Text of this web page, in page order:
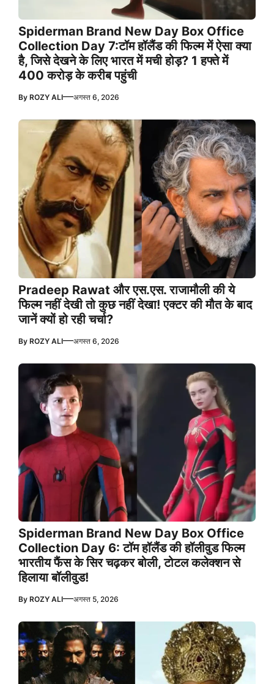
Spiderman Brand New Day Box Office
Collection Day 7:टॉम हॉलैंड की फिल्म में ऐसा क्या
है, जिसे देखने के लिए भारत में मची होड़? 1 हफ्ते में
400 करोड़ के करीब पहुंची
By ROZY ALI—अगस्त 6, 2026
Pradeep Rawat और एस.एस. राजामौली की ये
फिल्म नहीं देखी तो कुछ नहीं देखा! एक्टर की मौत के बाद
जानें क्यों हो रही चर्चा?
By ROZY ALI—अगस्त 6, 2026
Spiderman Brand New Day Box Office
Collection Day 6: टॉम हॉलैंड की हॉलीवुड फिल्म
भारतीय फैंस के सिर चढ़कर बोली, टोटल कलेक्शन से
हिलाया बॉलीवुड!
By ROZY ALI—अगस्त 5, 2026